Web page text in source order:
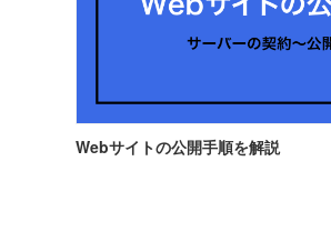
Webサイトの公開手順を解説